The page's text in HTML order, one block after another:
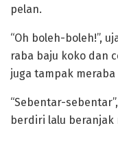
pelan.
“Oh boleh-boleh!”,
raba baju koko dan
juga tampak
“Sebentar-
berdiri lalu beranjak